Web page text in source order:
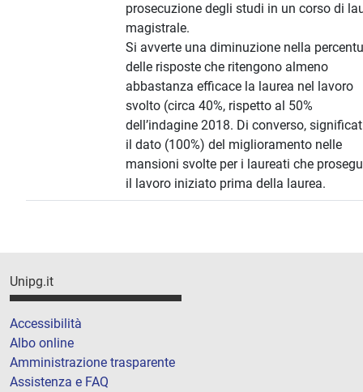
prosecuzione degli studi in un corso di
magistrale.
Si avverte una diminuzione nella
delle risposte che ritengono almeno
abbastanza efficace la laurea nel lavoro
svolto (circa 40%, rispetto al 50%
dell’indagine 2018. Di converso,
il dato (100%) del miglioramento nelle
mansioni svolte per i laureati che
il lavoro iniziato prima della laurea.
Unipg.it
Accessibilità
Albo online
Amministrazione trasparente
Assistenza e FAQ